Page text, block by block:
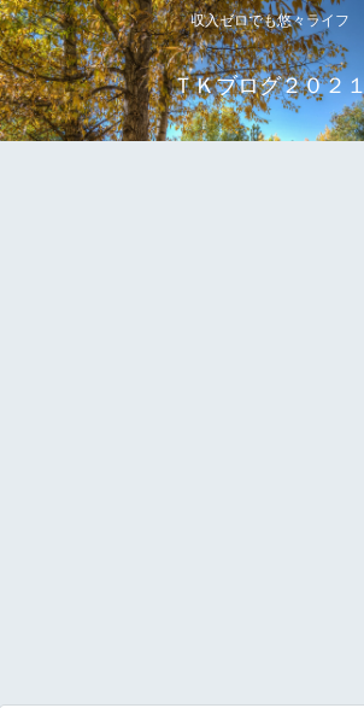
収入ゼロでも悠々ライフ
ＴＫブログ２０２１